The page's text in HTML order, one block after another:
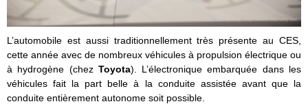
L’automobile est aussi traditionnellement très présente au CES,
cette année avec de nombreux véhicules à propulsion électrique ou
à hydrogène (chez Toyota). L’électronique embarquée dans les
véhicules fait la part belle à la conduite assistée avant que la
conduite entièrement autonome soit possible.